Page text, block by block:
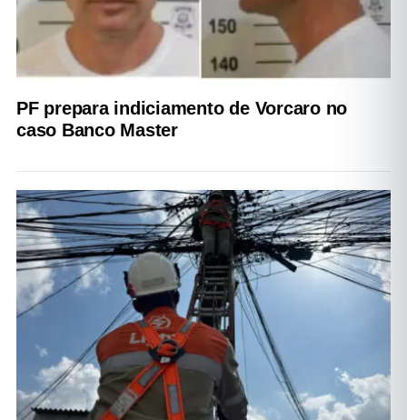
PF prepara indiciamento de Vorcaro no
caso Banco Master